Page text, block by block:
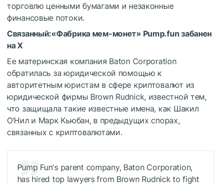
торговлю ценными бумагами и незаконные
финансовые потоки.
Связанный:«Фабрика мем-монет» Pump.fun забанен
на X
Ее материнская компания Baton Corporation
обратилась за юридической помощью к
авторитетным юристам в сфере криптовалют из
юридической фирмы Brown Rudnick, известной тем,
что защищала такие известные имена, как Шакил
О’Нил и Марк Кьюбан, в предыдущих спорах,
связанных с криптовалютами.
Pump Fun's parent company, Baton Corporation,
has hired top lawyers from Brown Rudnick to fight